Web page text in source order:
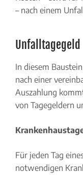
– nach einem
Unfalltagegeld
In diesem
nach einer
Auszahlung
von Tagegeldern
Für jeden Tag
notwendigen